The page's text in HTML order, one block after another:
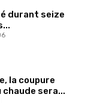
durant seize
la coupure
chaude sera...